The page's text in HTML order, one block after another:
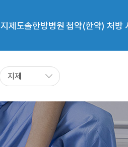
지제도솔한방병원 첩약(한약) 처방
지제